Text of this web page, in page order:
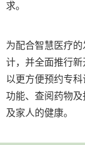
求。
为配合智慧医疗的
计，并全面推行新
以更方便预约专
功能、查阅药物
及家人的健康。